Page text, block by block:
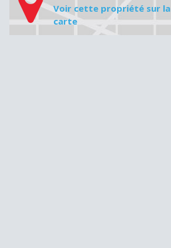
Voir cette propriété sur la
carte